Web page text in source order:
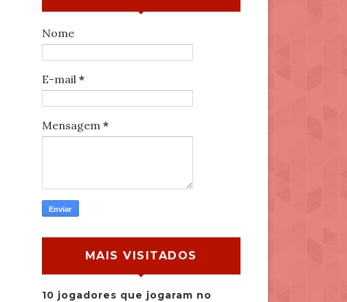
Nome
E-mail *
Mensagem *
MAIS VISITADOS
10 jogadores que jogaram no